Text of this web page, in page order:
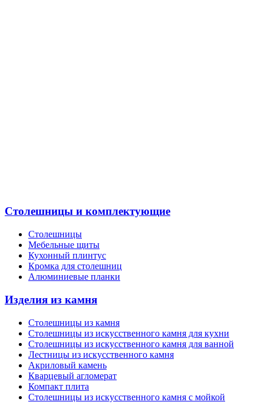
Столешницы и комплектующие
Столешницы
Мебельные щиты
Кухонный плинтус
Кромка для столешниц
Алюминиевые планки
Изделия из камня
Столешницы из камня
Cтолешницы из искусственного камня для кухни
Cтолешницы из искусственного камня для ванной
Лестницы из искусственного камня
Акриловый камень
Кварцевый агломерат
Компакт плита
Столешницы из искусственного камня с мойкой